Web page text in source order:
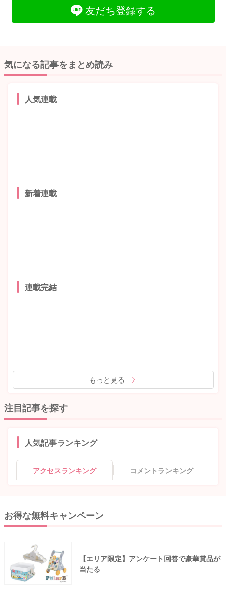
友だち登録する
気になる記事をまとめ読み
人気連載
新着連載
連載完結
もっと見る
注目記事を探す
人気記事ランキング
アクセスランキング コメントランキング
お得な無料キャンペーン
【エリア限定】アンケート回答で豪華賞品が
当たる